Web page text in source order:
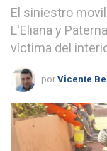
El siniestro
L'Eliana y
víctima del
por Vicente